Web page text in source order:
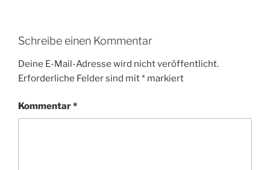
Schreibe einen Kommentar
Deine E-Mail-Adresse wird nicht veröffentlicht.
Erforderliche Felder sind mit* markiert
Kommentar*